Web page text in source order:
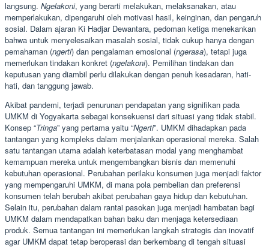
langsung. Ngelakoni, yang berarti melakukan, melaksanakan, atau
memperlakukan, dipengaruhi oleh motivasi hasil, keinginan, dan pengaruh
sosial. Dalam ajaran Ki Hadjar Dewantara, pedoman ketiga menekankan
bahwa untuk menyelesaikan masalah sosial, tidak cukup hanya dengan
pemahaman (ngerti) dan pengalaman emosional (ngerasa), tetapi juga
memerlukan tindakan konkret (ngelakoni). Pemilihan tindakan dan
keputusan yang diambil perlu dilakukan dengan penuh kesadaran, hati-
hati, dan tanggung jawab.
Akibat pandemi, terjadi penurunan pendapatan yang signifikan pada
UMKM di Yogyakarta sebagai konsekuensi dari situasi yang tidak stabil.
Konsep “Tringa” yang pertama yaitu “Ngerti”. UMKM dihadapkan pada
tantangan yang kompleks dalam menjalankan operasional mereka. Salah
satu tantangan utama adalah keterbatasan modal yang menghambat
kemampuan mereka untuk mengembangkan bisnis dan memenuhi
kebutuhan operasional. Perubahan perilaku konsumen juga menjadi faktor
yang mempengaruhi UMKM, di mana pola pembelian dan preferensi
konsumen telah berubah akibat perubahan gaya hidup dan kebutuhan.
Selain itu, perubahan dalam rantai pasokan juga menjadi hambatan bagi
UMKM dalam mendapatkan bahan baku dan menjaga ketersediaan
produk. Semua tantangan ini memerlukan langkah strategis dan inovatif
agar UMKM dapat tetap beroperasi dan berkembang di tengah situasi